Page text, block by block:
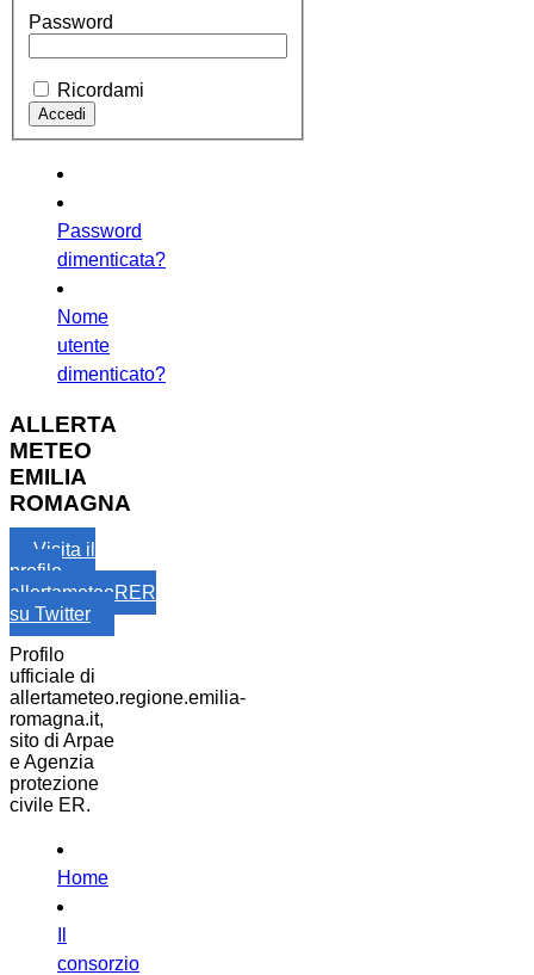
Password
Ricordami
Password
dimenticata?
Nome
utente
dimenticato?
ALLERTA
METEO
EMILIA
ROMAGNA
Visita il
profilo
allertameteoRER
su Twitter
Profilo
ufficiale di
allertameteo.regione.emilia-
romagna.it,
sito di Arpae
e Agenzia
protezione
civile ER.
Home
consorzio